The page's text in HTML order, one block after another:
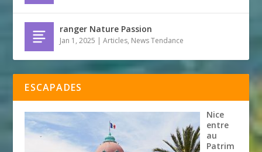
ranger Nature Passion
Jan 1, 2025 |Articles, News Tendance
ESCAPADES
Nice
entre
au
Patrim